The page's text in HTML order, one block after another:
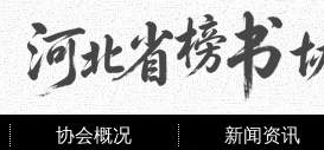
协会概况 新闻资讯